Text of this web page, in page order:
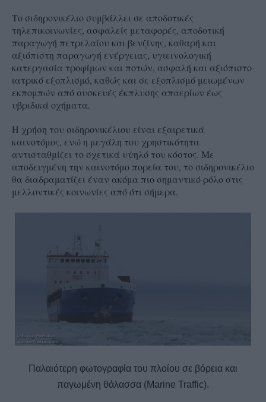
Το σιδηρονικέλιο συμβάλλει σε αποδοτικές
τηλεπικοινωνίες, ασφαλείς μεταφορές, αποδοτική
παραγωγή πετρελαίου και βενζίνης, καθαρή και
αξιόπιστη παραγωγή ενέργειας, υγιεινολογική
κατεργασία τροφίμων και ποτών, ασφαλή και αξιόπιστο
ιατρικό εξοπλισμό, καθώς και σε εξοπλισμό μειωμένων
εκπομπών από συσκευές έκπλυσης απαερίων έως
υβριδικά οχήματα.
Η χρήση του σιδηρονικέλιου είναι εξαιρετικά
καινοτόμος, ενώ η μεγάλη του χρηστικότητα
αντισταθμίζει το σχετικά υψηλό του κόστος. Με
αποδειγμένη την καινοτόμο πορεία του, το σιδηρονικέλιο
θα διαδραματίζει έναν ακόμα πιο σημαντικό ρόλο στις
μελλοντικές κοινωνίες από ότι σήμερα.
Παλαιότερη φωτογραφία του πλοίου σε βόρεια και
παγωμένη θάλασσα (Marine Traffic).